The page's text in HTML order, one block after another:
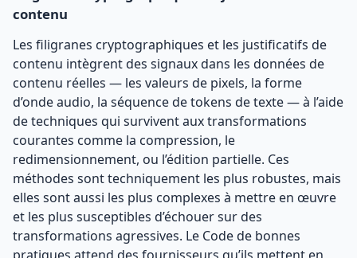
contenu
Les filigranes cryptographiques et les justificatifs de
contenu intègrent des signaux dans les données de
contenu réelles — les valeurs de pixels, la forme
d’onde audio, la séquence de tokens de texte — à l’aide
de techniques qui survivent aux transformations
courantes comme la compression, le
redimensionnement, ou l’édition partielle. Ces
méthodes sont techniquement les plus robustes, mais
elles sont aussi les plus complexes à mettre en œuvre
et les plus susceptibles d’échouer sur des
transformations agressives. Le Code de bonnes